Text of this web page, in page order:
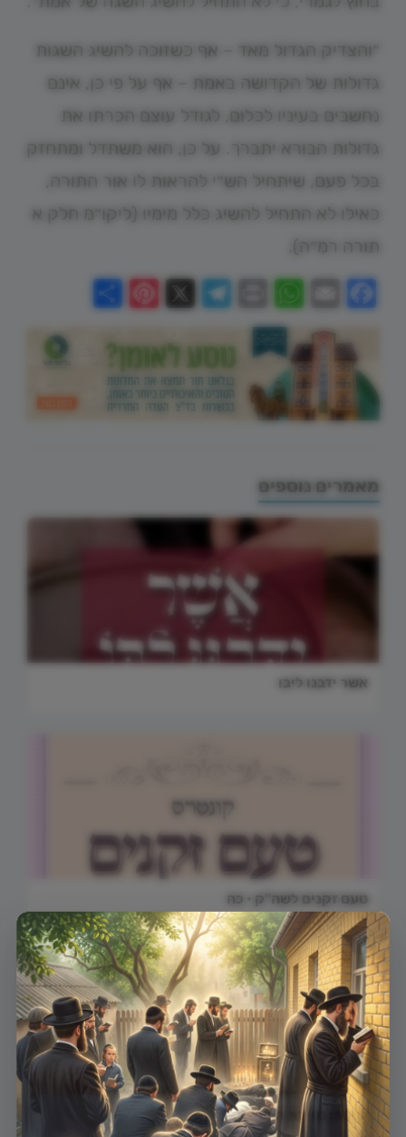
״והצדיק הגדול מאד – אף כשזוכה להשיג השגות
גדולות של הקדושה באמת – אף על פי כן, אינם
נחשבים בעיניו לכלום, לגודל עוצם הכרתו את
גדולות הבורא יתברך. על כן, הוא משתדל ומתחזק
בכל פעם, שיתחיל הש״י להראות לו אור התורה,
כאילו לא התחיל להשיג כלל מימיו (ליקו״מ חלק א
תורה רמ״ה).
Facebook
WhatsApp
Print
Telegram
Pinterest
מאמרים נוספים
אשר ידבנו ליבו
טעם זקנים לשה"ק • כה
לפסח: נסיעת הבעש"ט
×